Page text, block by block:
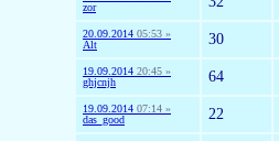
zor
20.09.2014 05:53 »
Alt
30
19.09.2014 20:45 »
ghjcnjh
64
19.09.2014 07:14 »
das_good
22